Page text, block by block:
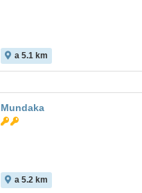
a 5.1 km
Mundaka
a 5.2 km